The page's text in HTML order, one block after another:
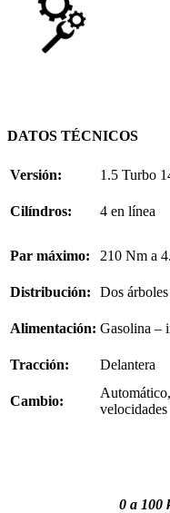
DATOS TÉCNICOS
Versión: 1.5 Turbo
Cilíndros: 4 en línea
Par máximo:
210 Nm a
Distribución:
Dos
Alimentación: Gasolina –
Tracción:
Delantera
Cambio:
velocidades
0 a 100